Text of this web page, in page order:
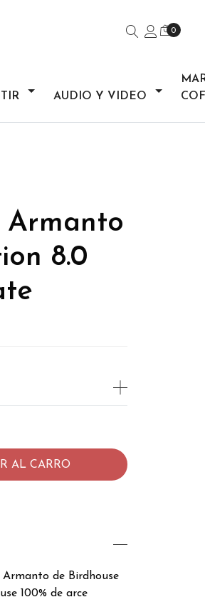
0
AUDIO Y VIDEO
Armanto
8.0
de Birdhouse
100% de arce